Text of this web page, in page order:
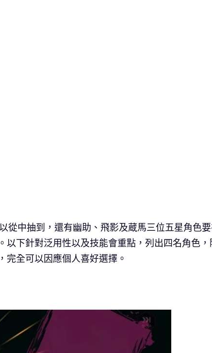
從中抽到，還有幽助、飛影及蔵馬三位五星角色
以下針對泛用性以及技能會重點，列出四名角色，
完全可以因應個人喜好選擇。